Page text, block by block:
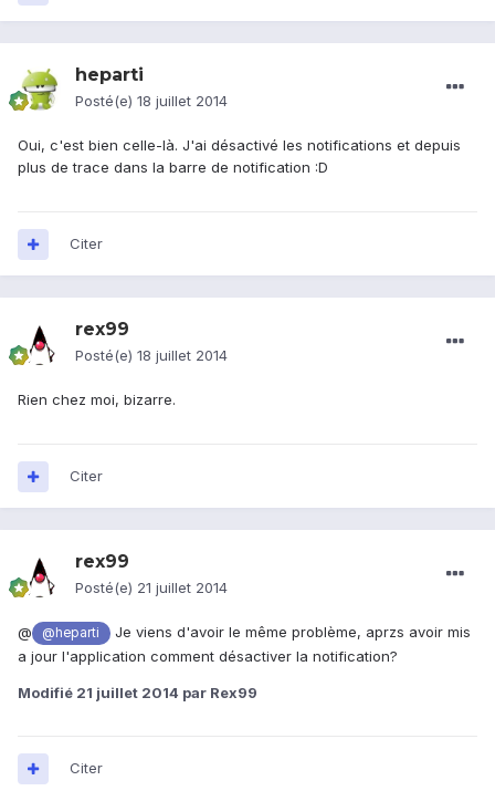
heparti
Posté(e) 18 juillet 2014
Oui, c'est bien celle-là. J'ai désactivé les notifications et depuis
plus de trace dans la barre de notification :D
Citer
rex99
Posté(e) 18 juillet 2014
Rien chez moi, bizarre.
Citer
rex99
Posté(e) 21 juillet 2014
@ @heparti
Je viens d'avoir le même problème, aprzs avoir mis
a jour l'application comment désactiver la notification?
Modifié 21 juillet 2014 par Rex99
Citer